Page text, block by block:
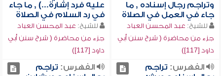
وتراجم رجال إسناده , ما
جاء في العمل في الصلاة
للشيخ: عبد المحسن العباد
جزء من محاضرة ( شرح سنن أبي
داود [117])
عليه فرد إشارة...) , ما جاء
في رد السلام في الصلاة
للشيخ: عبد المحسن العباد
جزء من محاضرة ( شرح سنن أبي
داود [117])
الفهرس: تراجم
الفهرس: تراجم